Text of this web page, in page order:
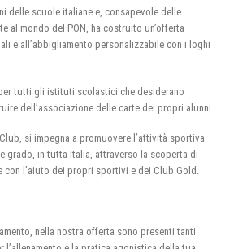
delle scuole italiane e, consapevole delle
al mondo del PON, ha costruito un’offerta
e all’abbigliamento personalizzabile con i loghi
tutti gli istituti scolastici che desiderano
dell’associazione delle carte dei propri alunni.
si impegna a promuovere l’attività sportiva
grado, in tutta Italia, attraverso la scoperta di
l’aiuto dei propri sportivi e dei Club Gold.
nella nostra offerta sono presenti tanti